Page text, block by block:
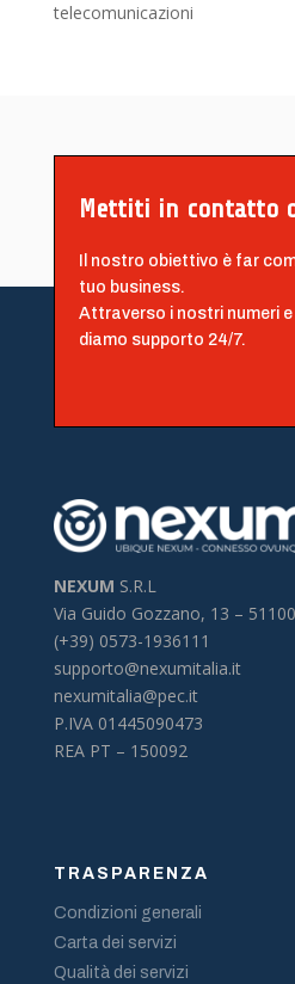
telecomunicazioni
Mettiti in contatto
Il nostro obiettivo è far
tuo business.
Attraverso i nostri numeri
diamo supporto 24/7.
NEXUM S.R.L
Via Guido Gozzano, 13 –
(+39) 0573-1936111
supporto@nexumitalia.it
nexumitalia@pec.it
P.IVA 01445090473
REA PT – 150092
TRASPARENZA
Condizioni generali
Carta dei servizi
Qualità dei servizi